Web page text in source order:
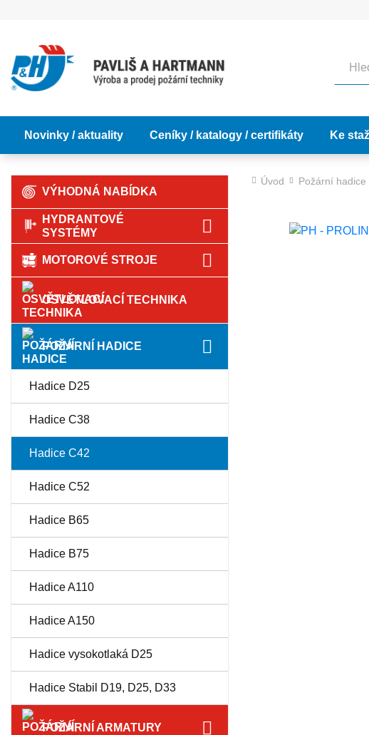
Novinky / aktuality Ceníky / katalogy / certifikáty Ke
VÝHODNÁ NABÍDKA
HYDRANTOVÉ
SYSTÉMY
MOTOROVÉ STROJE
OSVĚTLOVACÍ TECHNIKA
POŽÁRNÍ HADICE
Hadice D25
Hadice C38
Hadice C42
Hadice C52
Hadice B65
Hadice B75
Hadice A110
Hadice A150
Hadice vysokotlaká D25
Hadice Stabil D19, D25, D33
POŽÁRNÍ ARMATURY
Úvod Požární hadice